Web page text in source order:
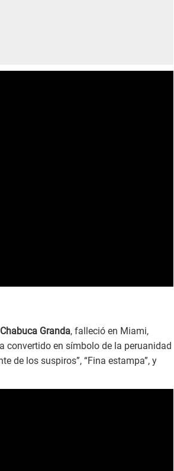
Chabuca Granda, falleció en Miami,
convertido en símbolo de la peruanidad
de los suspiros”, “Fina estampa”, y